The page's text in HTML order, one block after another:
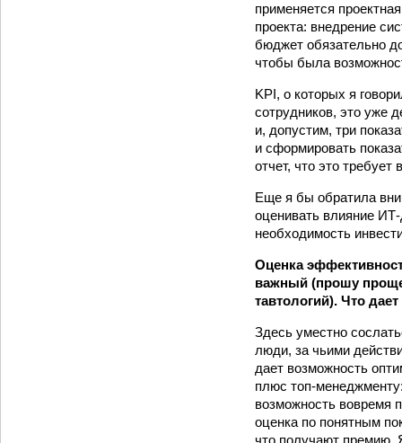
применяется
проекта: внедрение
бюджет обязательно
чтобы была
KPI, о которых я
сотрудников, это уже
и, допустим, три
и сформировать
отчет, что это требует
Еще я бы обратила
оценивать влияние
необходимость
Оценка
важный (прошу
тавтологий). Что
Здесь уместно
люди, за чьими
дает возможность
плюс топ-менеджменту:
возможность вовремя
оценка по понятным
что получают премию.